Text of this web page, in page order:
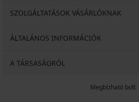
SZOLGÁLTATÁSOK VÁSÁRLÓKNAK
ÁLTALÁNOS INFORMÁCIÓK
A TÁRSASÁGRÓL
Megbízható bolt